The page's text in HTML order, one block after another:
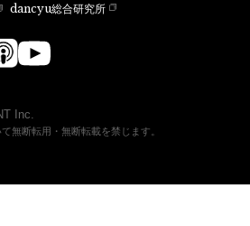
dancyu総合研究所
Inc.
無断転用・無断転載を禁じます。